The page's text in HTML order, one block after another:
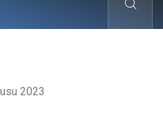
2023